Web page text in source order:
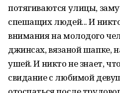
потягиваются улицы,
спешащих людей... И
внимания на молодого
джинсах, вязаной шапке,
ушей. И никто не знает,
свидание с любимой